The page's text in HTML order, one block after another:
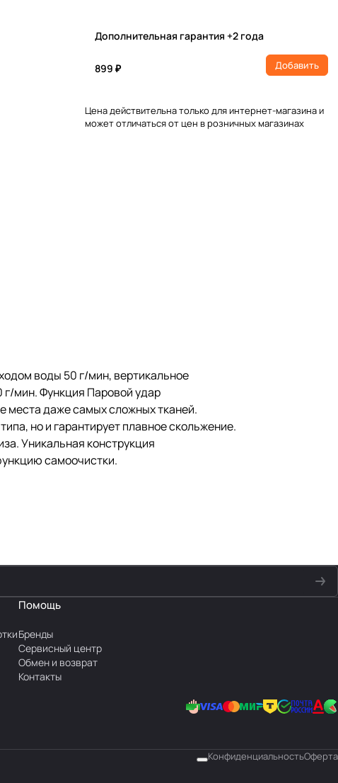
Дополнительная гарантия +2 года
899 ₽ Добавить
Цена действительна только для интернет-магазина и
может отличаться от цен в розничных магазинах
воды 50 г/мин, вертикальное
г/мин. Функция Паровой удар
места даже самых сложных тканей.
но и гарантирует плавное скольжение.
Уникальная конструкция
самоочистки.
Помощь
Бренды
Сервисный центр
Обмен и возврат
Контакты
КонфиденциальностьОферта